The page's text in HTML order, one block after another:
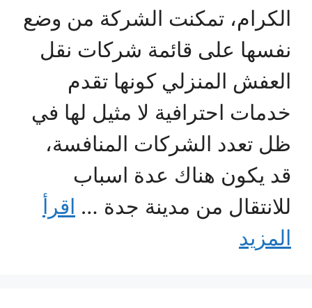
الكرام، تمكنت الشركة من وضع
نفسها على قائمة شركات نقل
العفش المنزلي كونها تقدم
خدمات احترافية لا مثيل لها في
ظل تعدد الشركات المنافسة،
قد يكون هناك عدة اسباب
للانتقال من مدينة جدة … اقرأ
المزيد